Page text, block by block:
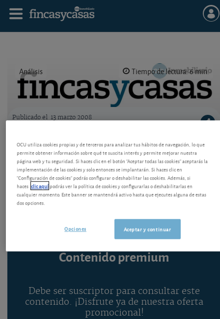
Análisis Tiempo de lectura: 6 min.
Publicado el 13 marzo 2008
Tablón inmobiliario e hipotecario
Un repaso a los mejores préstamos hipotecarios
(ING Direct y Bankinter Internet) y a las claves del
sector.
Contenido premium
Debe ser suscriptor para consultar este
contenido. ¡Disfrute ya de nuestra oferta
promocional!
OCU utiliza cookies propias y de terceros para analizar tus hábitos de navegación, lo que
permite obtener información sobre qué te suscita interés y permite mejorar nuestra
página web y tu seguridad. Si haces clic en el botón "Aceptar todas las cookies" aceptarás la
implementación de las cookies y solo entonces se implantarán. Si haces clic en
"Configuración de cookies" podrás configurar o deshabilitar las cookies. Además, si
haces clic aquípodrás ver la política de cookies y configurarlas o deshabilitarlas en
cualquier momento. Este banner se mantendrá activo hasta que ejecutes alguna de estas
dos opciones.
Aceptar y continuar
Opciones